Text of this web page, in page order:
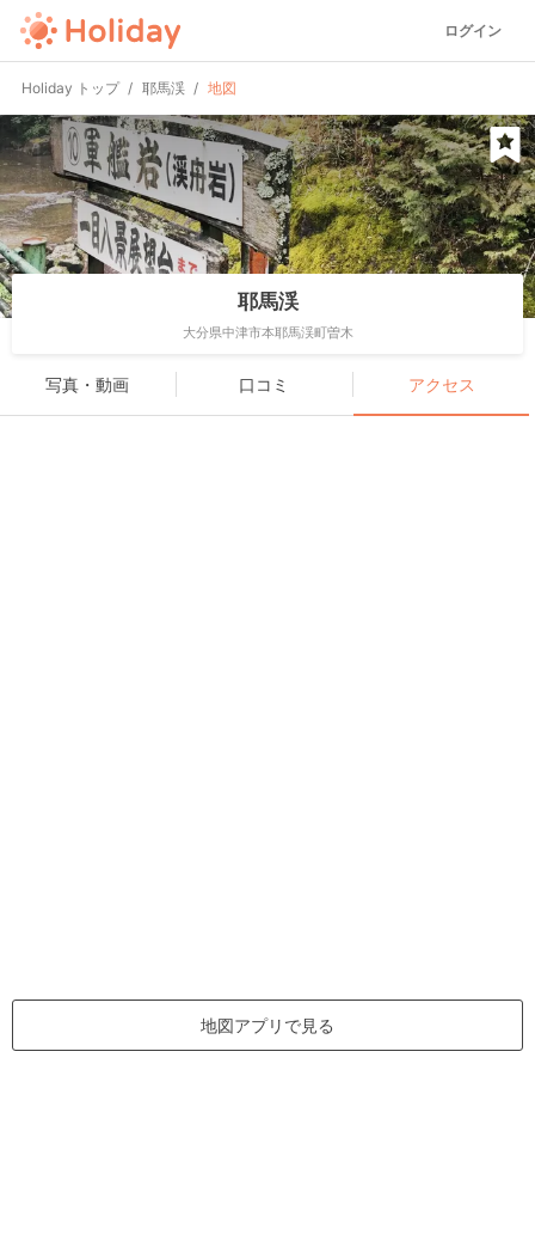
ログイン
Holiday トップ 耶馬渓 地図
耶馬渓
大分県中津市本耶馬渓町曽木
写真・動画 口コミ アクセス
地図アプリで見る